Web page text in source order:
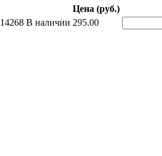
Цена (руб.)
В наличии 295.00